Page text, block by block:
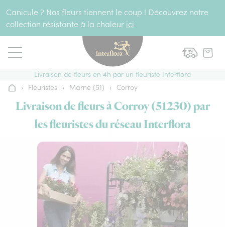
Canicule ? Nos fleurs tiennent le coup ! Découvrez notre
collection résistante à la chaleur ici
Livraison de fleurs en 4h par un fleuriste Interflora
Accueil
› Fleuristes › Marne (51) › Corroy
Livraison de fleurs à Corroy (51230) par
les fleuristes du réseau Interflora